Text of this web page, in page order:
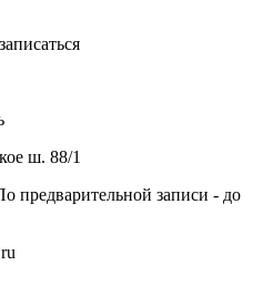
ш. 88/1
предварительной записи - до